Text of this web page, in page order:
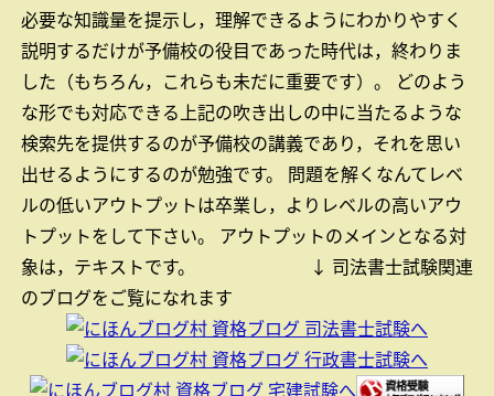
必要な知識量を提示し，理解できるようにわかりやすく
説明するだけが予備校の役目であった時代は，終わりま
した（もちろん，これらも未だに重要です）。
どのよう
な形でも対応できる上記の吹き出しの中に当たるような
検索先を提供するのが予備校の講義であり，それを思い
出せるようにするのが勉強です。
問題を解くなんてレベ
ルの低いアウトプットは卒業し，よりレベルの高いアウ
トプットをして下さい。
アウトプットのメインとなる対
象は，テキストです。
↓ 司法書士試験関連
のブログをご覧になれます